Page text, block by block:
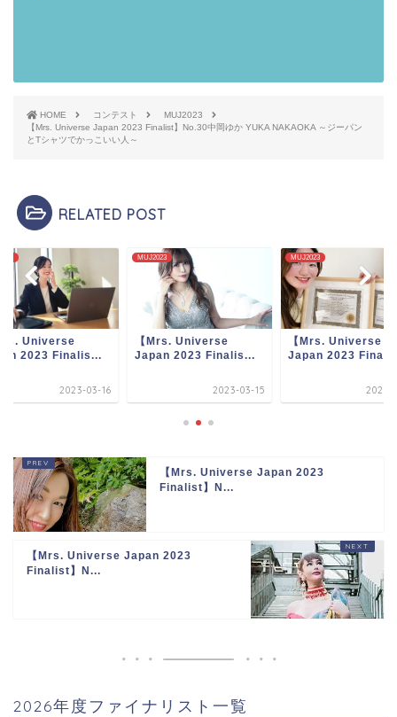
HOME コンテスト
MUJ2023
【Mrs. Universe Japan 2023 Finalist】No.30中岡ゆか YUKA NAKAOKA ～ジーパン
とTシャツでかっこいい人～
RELATED POST
Universe
2023 Finalis...
2023-03-15
MUJ2023
【Mrs. Universe
Japan 2023 Finalis...
2023-03-07
MUJ2023
【Mrs. Universe
Japan 2023
2023-
【Mrs. Universe Japan 2023
Finalist】N...
【Mrs. Universe Japan 2023
Finalist】N...
2026年度ファイナリスト一覧